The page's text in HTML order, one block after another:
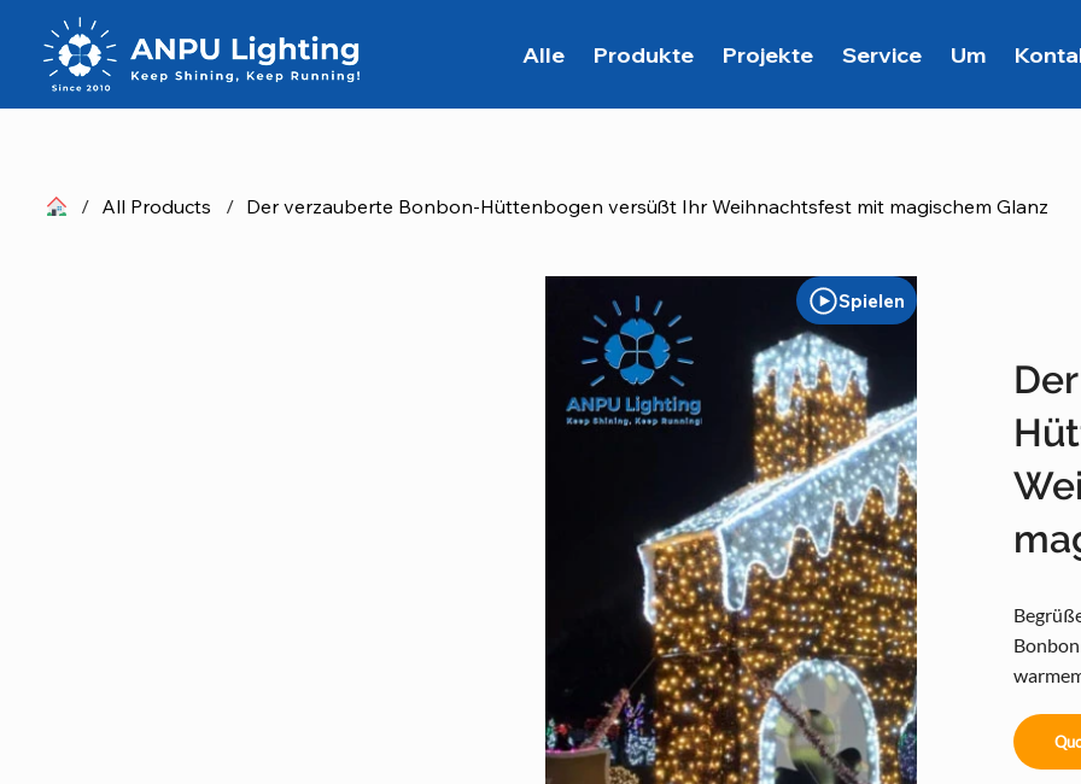
Alle Produkte Projekte Service Um
/ All Products / Der verzauberte Bonbon-Hüttenbogen versüßt Ihr Weihnachtsfest mit magischem Glanz
Spielen